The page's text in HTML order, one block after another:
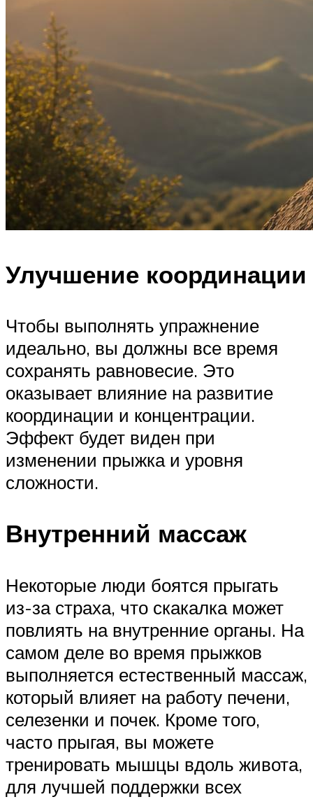
Улучшение координации
Чтобы выполнять упражнение
идеально, вы должны все время
сохранять равновесие. Это
оказывает влияние на развитие
координации и концентрации.
Эффект будет виден при
изменении прыжка и уровня
сложности.
Внутренний массаж
Некоторые люди боятся прыгать
из-за страха, что скакалка может
повлиять на внутренние органы. На
самом деле во время прыжков
выполняется естественный массаж,
который влияет на работу печени,
селезенки и почек. Кроме того,
часто прыгая, вы можете
тренировать мышцы вдоль живота,
для лучшей поддержки всех